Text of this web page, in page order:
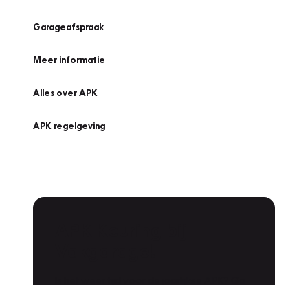
Garageafspraak
Meer informatie
Alles over APK
APK regelgeving